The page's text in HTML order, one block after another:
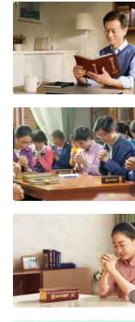
形，這才是對個人
人。」《話・卷一
「因你是帶着
少太多，有許多
歷，該體貼神的心
似乎壓得你喘不過
是消極情形），
工・建立與神的正
人類的缺少與需要
己的實際問題，
容易獲得聖靈的開